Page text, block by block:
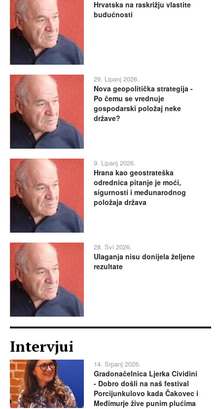
Hrvatska na raskrižju vlastite
budućnosti
29. Lipanj 2026.
Nova geopolitička strategija -
Po čemu se vrednuje
gospodarski položaj neke
države?
9. Lipanj 2026.
Hrana kao geostrateška
odrednica pitanje je moći,
sigurnosti i međunarodnog
položaja država
28. Svi 2026.
Ulaganja nisu donijela željene
rezultate
Intervjui
14. Srpanj 2026.
Gradonačelnica Ljerka Cividini
- Dobro došli na naš festival
Porcijunkulovo kada Čakovec i
Međimurje žive punim plućima